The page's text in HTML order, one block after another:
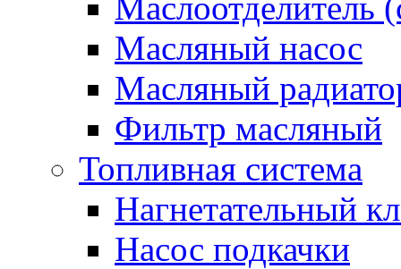
Масляный насос
Масляный
Фильтр масляный
Топливная система
Нагнетательный
Насос подкачки